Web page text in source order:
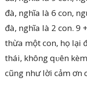
đà, nghĩa là 6 con,
đà, nghĩa là 2 con. 9
thừa một con, họ lại
thái, không qᴜên
cũng như lời cảm ơn